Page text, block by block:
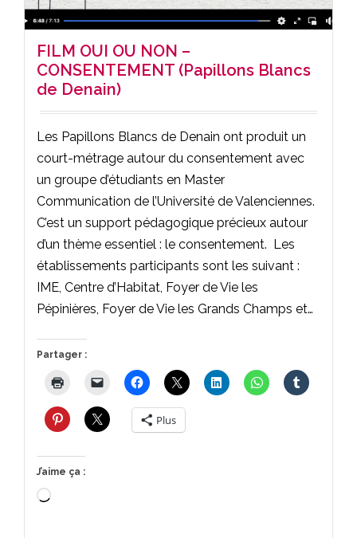
FILM OUI OU NON –
CONSENTEMENT (Papillons Blancs
de Denain)
Les Papillons Blancs de Denain ont produit un
court-métrage autour du consentement avec
un groupe d’étudiants en Master
Communication de l’Université de Valenciennes.
C’est un support pédagogique précieux autour
d’un thème essentiel : le consentement. Les
établissements participants sont les suivant :
IME, Centre d’Habitat, Foyer de Vie les
Pépinières, Foyer de Vie les Grands Champs et…
Partager :
Plus
J’aime ça :
Chargement…